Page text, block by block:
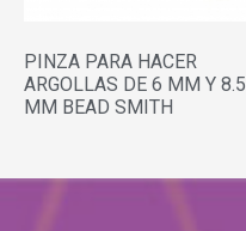
PINZA PARA HACER
ARGOLLAS DE 6 MM Y 8.5
MM BEAD SMITH